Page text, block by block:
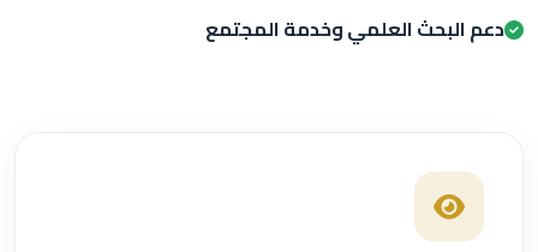
دعم البحث العلمي وخدمة المجتمع